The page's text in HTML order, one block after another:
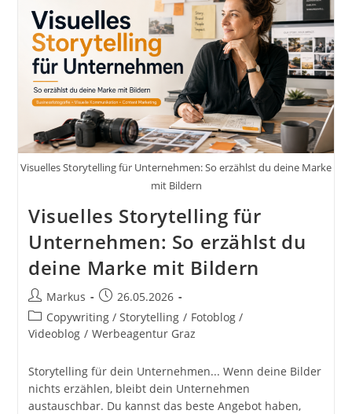
Autor
Fotografie
Videografie
Graz
Österreich
Werbung
Bildbearbeitung
Workshops
Reiseblog
Steiermark
Visuelle
Lösungen
Dein
Unternehmen
Visuelles Storytelling für Unternehmen: So erzählst du deine Marke
mit Bildern
Visuelles Storytelling für
Unternehmen: So erzählst du
deine Marke mit Bildern
Beitrags-
Autor:
Markus
Beitrag
veröffentlicht:
26.05.2026
Beitrags-
Kategorie:
Copywriting / Storytelling / Fotoblog /
Videoblog / Werbeagentur Graz
Storytelling für dein Unternehmen... Wenn deine Bilder
nichts erzählen, bleibt dein Unternehmen
austauschbar. Du kannst das beste Angebot haben,